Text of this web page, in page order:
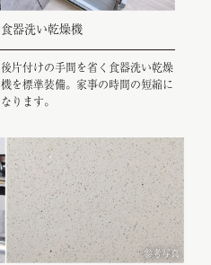
食器洗い乾燥機
後片付けの手間を省く食器洗い乾燥
機を標準装備。家事の時間の短縮に
なります。
参考写真